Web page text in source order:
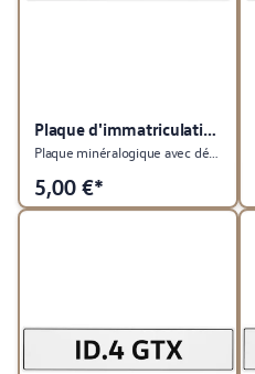
Plaque d'immatriculation du véhicule
Plaque minéralogique avec désignation du type ID.3
5,00 €*